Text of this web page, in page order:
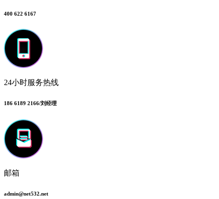
400 622 6167
24小时服务热线
186 6189 2166/刘经理
邮箱
admin@net532.net